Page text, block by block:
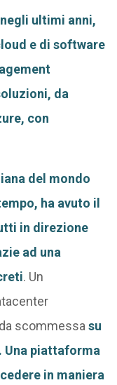
ultimi anni,
e di software
da
con
del mondo
ha avuto il
in direzione
ad una
. Un
scommessa su
Una piattaforma
in maniera